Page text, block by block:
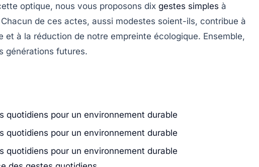
optique, nous vous proposons dix gestes simples à
de ces actes, aussi modestes soient-ils, contribue à
et à la réduction de notre empreinte écologique. Ensemble,
générations futures.
quotidiens pour un environnement durable
quotidiens pour un environnement durable
quotidiens pour un environnement durable